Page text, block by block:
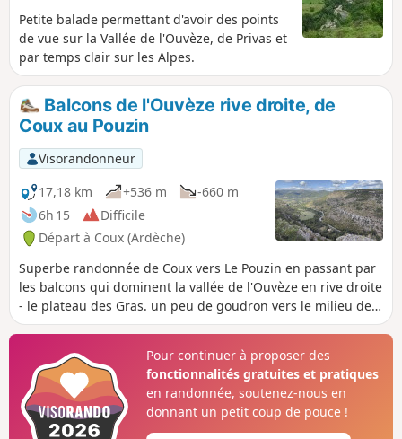
Petite balade permettant d'avoir des points
de vue sur la Vallée de l'Ouvèze, de Privas et
par temps clair sur les Alpes.
Balcons de l'Ouvèze rive droite, de
Coux au Pouzin
Visorandonneur
17,18 km
+536 m
-660 m
6h 15
Difficile
Départ à Coux (Ardèche)
Superbe randonnée de Coux vers Le Pouzin en passant par
les balcons qui dominent la vallée de l'Ouvèze en rive droite
- le plateau des Gras. un peu de goudron vers le milieu de
la randonnée rien de bien mléchant. (!) Obligation d'avoir
retour et aller au cimetière de Coux avec le second véhicule,
environ 15 minutes de route.
Pour continuer à proposer des
fonctionnalités gratuites et pratiques
en randonnée, soutenez-nous en
donnant un petit coup de pouce !